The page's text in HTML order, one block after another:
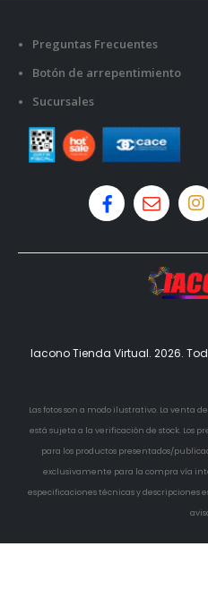
Preguntas Frecuentes
Botón de arrepentimiento
Sucursales
Iacono Tienda Virtual. 2026.
Las fotos son a modo ilustrativo. La venta
está sujeta a la verificación de stock. Los
para los productos presentados/
exclusivamente para la compra vía
especificaciones técnicas y descripciones